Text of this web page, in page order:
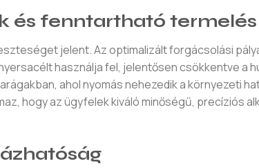
és fenntartható termelés
jelent. Az optimalizált forgácsolási
használja fel, jelentősen csökkentve a
ahol nyomás nehezedik a környezeti
hogy az ügyfelek kiváló minőségű, precíziós